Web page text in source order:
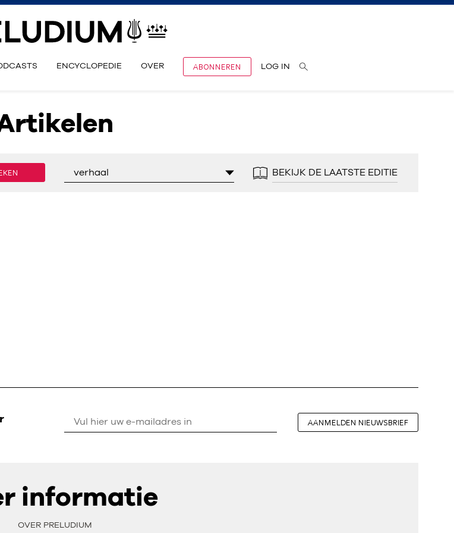
ENCYCLOPEDIE OVER ABONNEREN LOG IN
verhaal BEKIJK DE LAATSTE EDITIE
AANMELDEN NIEUWSBRIEF
informatie
OVER PRELUDIUM